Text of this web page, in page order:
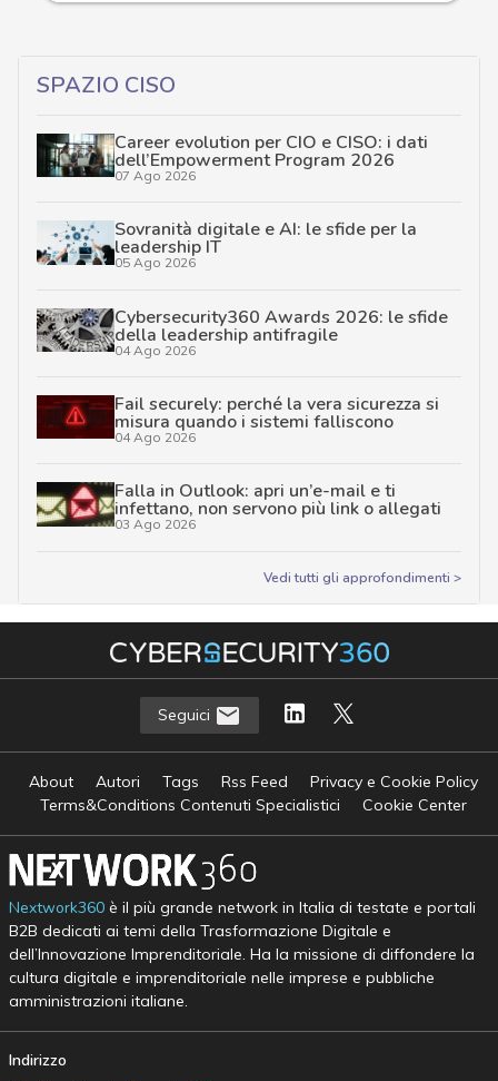
SPAZIO CISO
Career evolution per CIO e CISO: i dati
dell’Empowerment Program 2026
07 Ago 2026
Sovranità digitale e AI: le sfide per la
leadership IT
05 Ago 2026
Cybersecurity360 Awards 2026: le sfide
della leadership antifragile
04 Ago 2026
Fail securely: perché la vera sicurezza si
misura quando i sistemi falliscono
04 Ago 2026
Falla in Outlook: apri un’e-mail e ti
infettano, non servono più link o allegati
03 Ago 2026
Vedi tutti gli approfondimenti >
Seguici
About Autori Tags Rss Feed
Privacy e Cookie Policy
Terms&Conditions Contenuti Specialistici
Cookie Center
Nextwork360è il più grande network in Italia di testate e portali
B2B dedicati ai temi della Trasformazione Digitale e
dell’Innovazione Imprenditoriale. Ha la missione di diffondere la
cultura digitale e imprenditoriale nelle imprese e pubbliche
amministrazioni italiane.
Indirizzo